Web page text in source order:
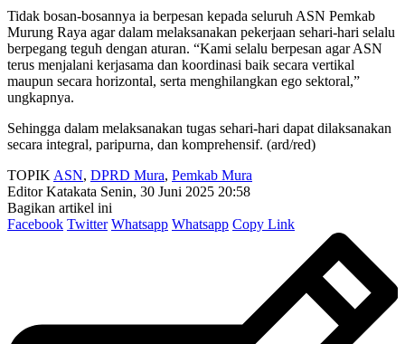
Tidak bosan-bosannya ia berpesan kepada seluruh ASN Pemkab
Murung Raya agar dalam melaksanakan pekerjaan sehari-hari selalu
berpegang teguh dengan aturan. “Kami selalu berpesan agar ASN
terus menjalani kerjasama dan koordinasi baik secara vertikal
maupun secara horizontal, serta menghilangkan ego sektoral,”
ungkapnya.
Sehingga dalam melaksanakan tugas sehari-hari dapat dilaksanakan
secara integral, paripurna, dan komprehensif. (ard/red)
TOPIK ASN, DPRD Mura, Pemkab Mura
Editor Katakata Senin, 30 Juni 2025 20:58
Bagikan artikel ini
Facebook Twitter Whatsapp Whatsapp Copy Link